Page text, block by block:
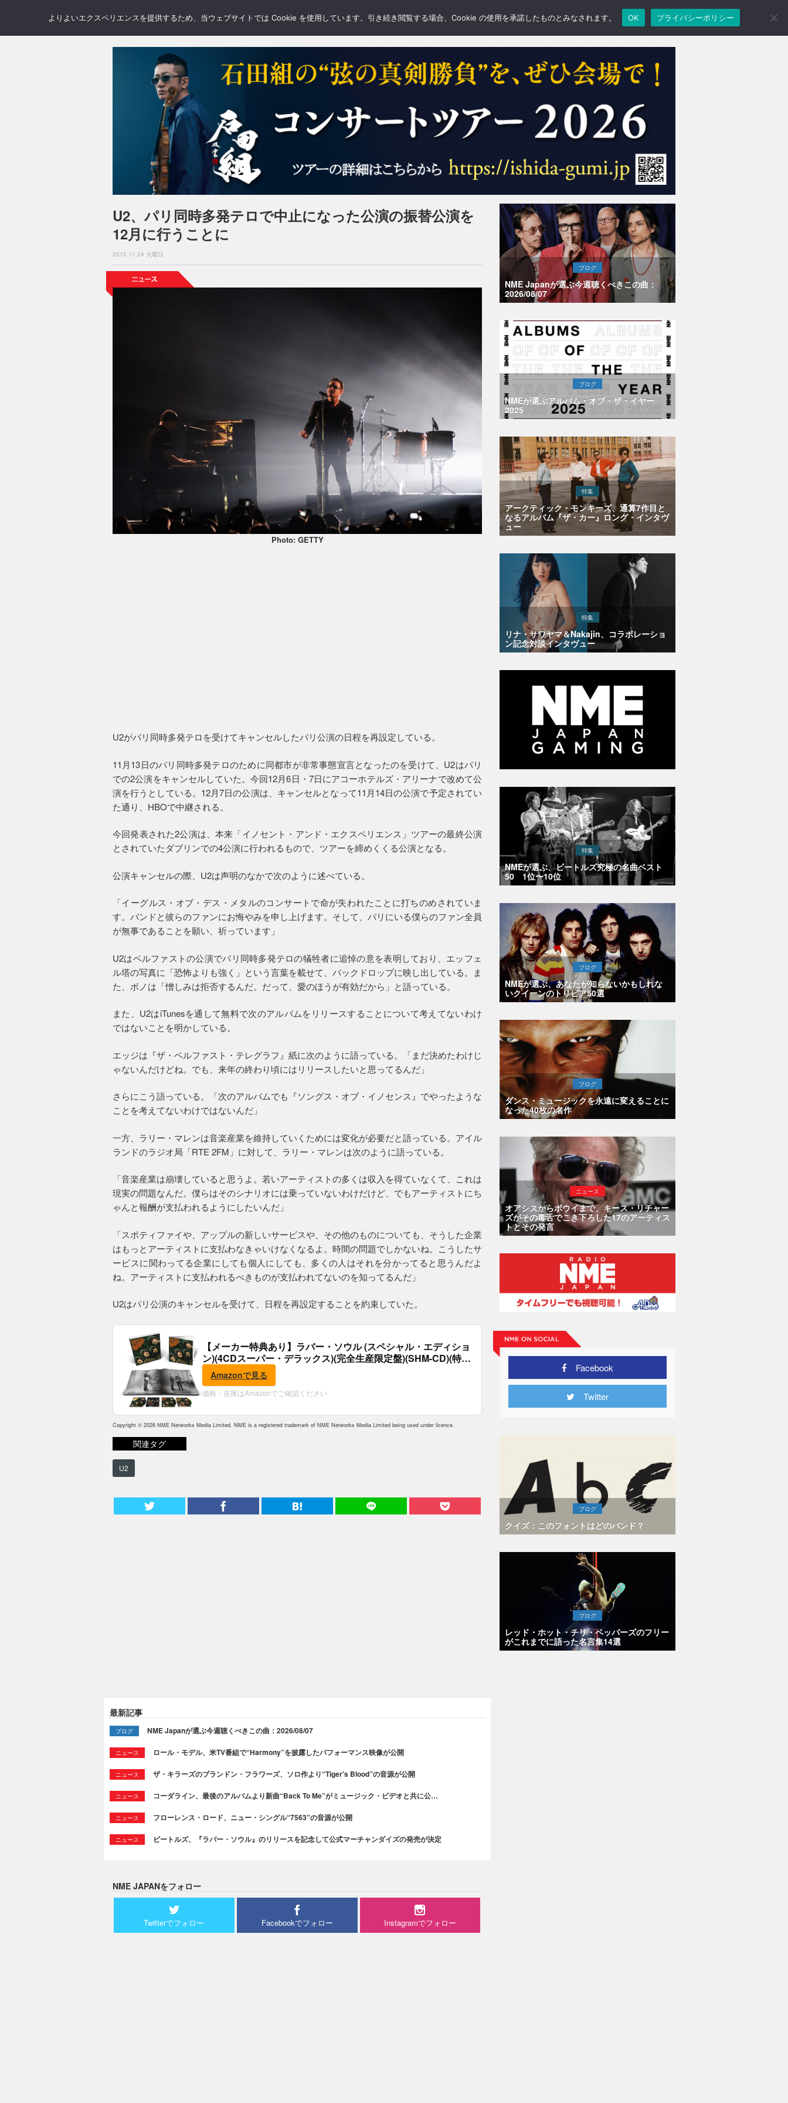
NEWS REVIEWS GALLERY BLOGS FEATURE
U2、パリ同時多発テロで中止になった公演の振替公演を
12月に行うことに
2015.11.24 火曜日
Photo: GETTY
U2がパリ同時多発テロを受けてキャンセルしたパリ公演の日程を再設定している。
11月13日のパリ同時多発テロのために同都市が非常事態宣言となったのを受けて、U2はパリ
での2公演をキャンセルしていた。今回12月6日・7日にアコーホテルズ・アリーナで改めて公
演を行うとしている。12月7日の公演は、キャンセルとなって11月14日の公演で予定されてい
た通り、HBOで中継される。
今回発表された2公演は、本来「イノセント・アンド・エクスペリエンス」ツアーの最終公演
とされていたダブリンでの4公演に行われるもので、ツアーを締めくくる公演となる。
公演キャンセルの際、U2は声明のなかで次のように述べている。
「イーグルス・オブ・デス・メタルのコンサートで命が失われたことに打ちのめされていま
す。バンドと彼らのファンにお悔やみを申し上げます。そして、パリにいる僕らのファン全員
が無事であることを願い、祈っています」
U2はベルファストの公演でパリ同時多発テロの犠牲者に追悼の意を表明しており、エッフェ
ル塔の写真に「恐怖よりも強く」という言葉を載せて、バックドロップに映し出している。ま
た、ボノは「憎しみは拒否するんだ。だって、愛のほうが有効だから」と語っている。
また、U2はiTunesを通して無料で次のアルバムをリリースすることについて考えてないわけ
ではないことを明かしている。
エッジは『ザ・ベルファスト・テレグラフ』紙に次のように語っている。「まだ決めたわけじ
ゃないんだけどね。でも、来年の終わり頃にはリリースしたいと思ってるんだ」
さらにこう語っている。「次のアルバムでも『ソングス・オブ・イノセンス』でやったような
ことを考えてないわけではないんだ」
一方、ラリー・マレンは音楽産業を維持していくためには変化が必要だと語っている。アイル
ランドのラジオ局「RTE 2FM」に対して、ラリー・マレンは次のように語っている。
「音楽産業は崩壊していると思うよ。若いアーティストの多くは収入を得ていなくて、これは
現実の問題なんだ。僕らはそのシナリオには乗っていないわけだけど、でもアーティストにち
ゃんと報酬が支払われるようにしたいんだ」
「スポティファイや、アップルの新しいサービスや、その他のものについても、そうした企業
はもっとアーティストに支払わなきゃいけなくなるよ。時間の問題でしかないね。こうしたサ
ービスに関わってる企業にしても個人にしても、多くの人はそれを分かってると思うんだよ
ね。アーティストに支払われるべきものが支払われてないのを知ってるんだ」
U2はパリ公演のキャンセルを受けて、日程を再設定することを約束していた。
【メーカー特典あり】ラバー・ソウル (スペシャル・エディショ
ン)(4CDスーパー・デラックス)(完全生産限定盤)(SHM-CD)(特
典:B2ポスター付)
Amazonで見る
価格・在庫はAmazonでご確認ください
Copyright © 2026 NME Networks Media Limited. NME is a registered trademark of NME Networks Media Limited being used under licence.
関連タグ
U2
最新記事
ブログ NME Japanが選ぶ今週聴くべきこの曲：2026/08/07
ニュース ロール・モデル、米TV番組で“Harmony”を披露したパフォーマンス映像が公開
ニュース ザ・キラーズのブランドン・フラワーズ、ソロ作より“Tiger's Blood”の音源が公開
ニュース コーダライン、最後のアルバムより新曲“Back To Me”がミュージック・ビデオと共に公…
ニュース フローレンス・ロード、ニュー・シングル“7563”の音源が公開
ニュース ビートルズ、『ラバー・ソウル』のリリースを記念して公式マーチャンダイズの発売が決定
NME JAPANをフォロー
Twitterでフォロー Facebookでフォロー Instagramでフォロー
ブログ
NME Japanが選ぶ今週聴くべきこの曲：
2026/08/07
ブログ
NMEが選ぶアルバム・オブ・ザ・イヤー
2025
特集
アークティック・モンキーズ、通算7作目と
なるアルバム『ザ・カー』ロング・インタヴ
ュー
特集
リナ・サワヤマ＆Nakajin、コラボレーショ
ン記念対談インタヴュー
特集
NMEが選ぶ、ビートルズ究極の名曲ベスト
50 1位〜10位
ブログ
NMEが選ぶ、あなたが知らないかもしれな
いクイーンのトリビア50選
ブログ
ダンス・ミュージックを永遠に変えることに
なった40枚の名作
ニュース
オアシスからボウイまで、キース・リチャー
ズがその毒舌でこき下ろした17のアーティス
トとその発言
Facebook
Twitter
ブログ
クイズ：このフォントはどのバンド？
ブログ
レッド・ホット・チリ・ペッパーズのフリー
がこれまでに語った名言集14選
よりよいエクスペリエンスを提供するため、当ウェブサイトでは Cookie を使用しています。引き続き閲覧する場合、Cookie の使用を承諾したものとみなされます。 OK プライバシーポリシー